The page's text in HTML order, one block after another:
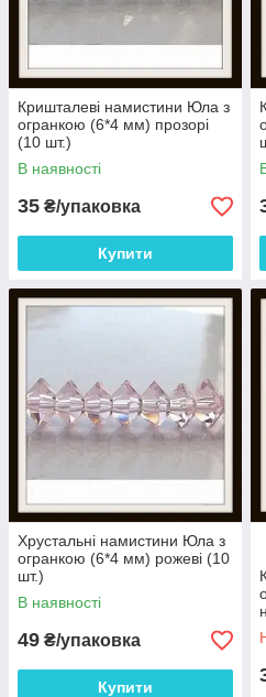
Кришталеві намистини Юла з
огранкою (6*4 мм) прозорі
(10 шт.)
В наявності
35 ₴/упаковка
Купити
Хрустальні намистини Юла з
огранкою (6*4 мм) рожеві (10
шт.)
В наявності
49 ₴/упаковка
Купити